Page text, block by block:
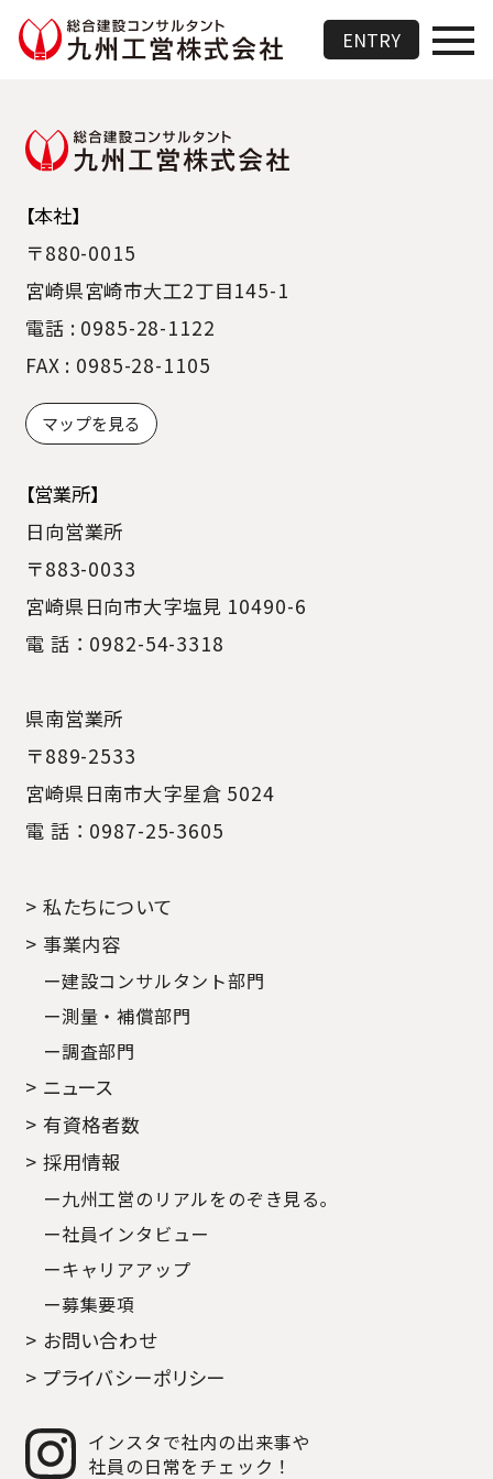
総合建設コンサルタント 九
ENTRY
【本社】
〒880-0015
宮崎県宮崎市大工2丁目145-1
電話 : 0985-28-1122
FAX : 0985-28-1105
マップを見る
【営業所】
日向営業所
〒883-0033
宮崎県日向市大字塩見 10490-6
電 話：0982-54-3318
県南営業所
〒889-2533
宮崎県日南市大字星倉 5024
電 話：0987-25-3605
> 私たちについて
> 事業内容
ー建設コンサルタント部門
ー測量・補償部門
ー調査部門
> ニュース
> 有資格者数
> 採用情報
ー九州工営のリアルをのぞき見る｡
ー社員インタビュー
ーキャリアアップ
ー募集要項
> お問い合わせ
> プライバシーポリシー
インスタで社内の出来事や
社員の日常をチェック！